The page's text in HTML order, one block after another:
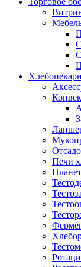
Печи